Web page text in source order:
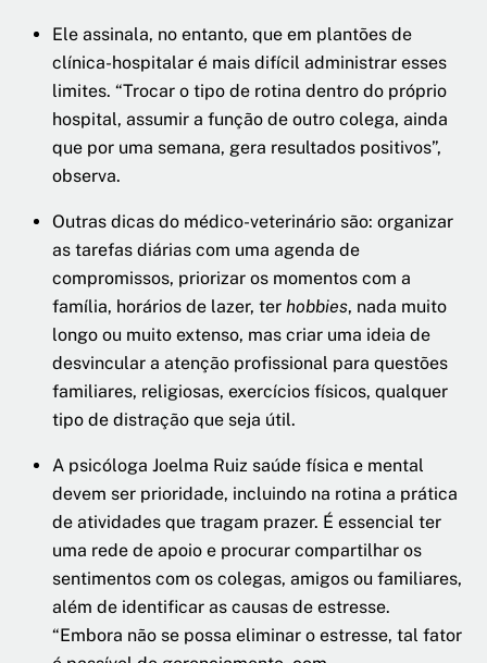
Ele assinala, no entanto, que em plantões de
clínica-hospitalar é mais difícil administrar esses
limites. “Trocar o tipo de rotina dentro do próprio
hospital, assumir a função de outro colega, ainda
que por uma semana, gera resultados positivos”,
observa.
Outras dicas do médico-veterinário são: organizar
as tarefas diárias com uma agenda de
compromissos, priorizar os momentos com a
família, horários de lazer, ter hobbies, nada muito
longo ou muito extenso, mas criar uma ideia de
desvincular a atenção profissional para questões
familiares, religiosas, exercícios físicos, qualquer
tipo de distração que seja útil.
A psicóloga Joelma Ruiz saúde física e mental
devem ser prioridade, incluindo na rotina a prática
de atividades que tragam prazer. É essencial ter
uma rede de apoio e procurar compartilhar os
sentimentos com os colegas, amigos ou familiares,
além de identificar as causas de estresse.
“Embora não se possa eliminar o estresse, tal fator